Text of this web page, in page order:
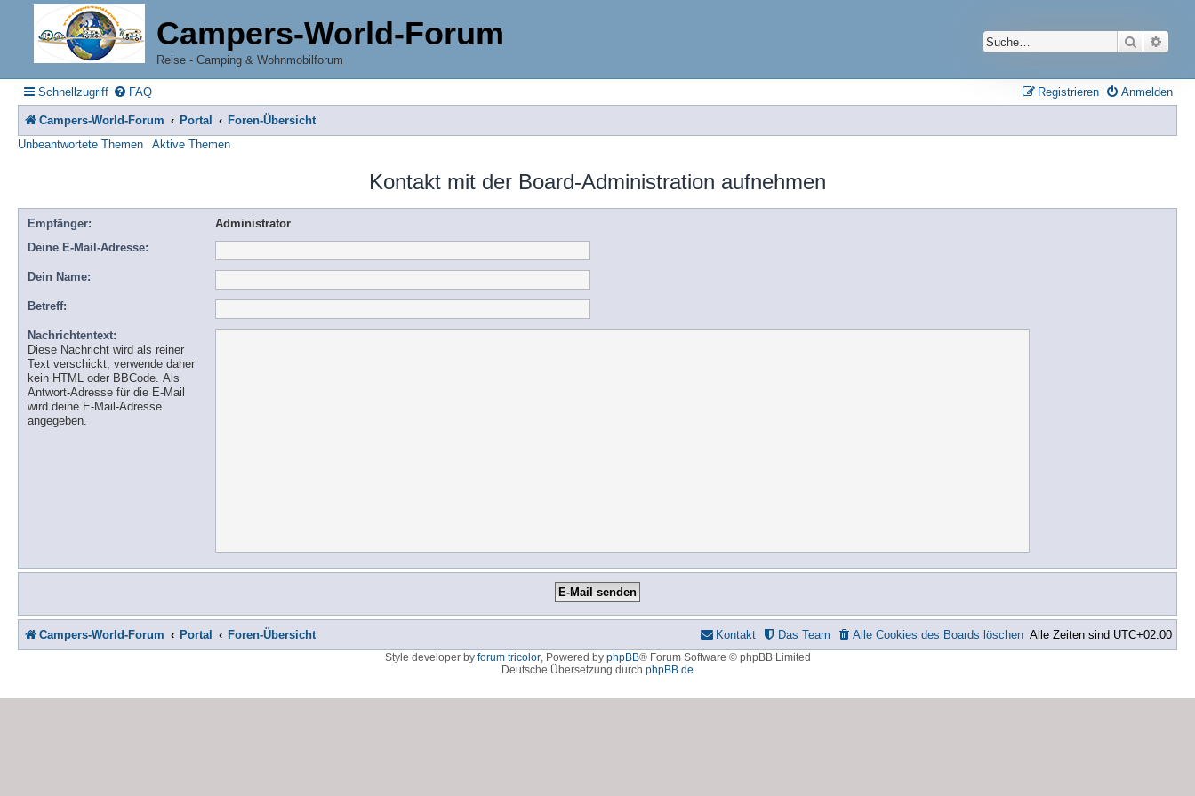
Campers-World-Forum
Reise - Camping & Wohnmobilforum
Suche
Schnellzugriff FAQ Anmelden
Registrieren
Campers-World-Forum Portal
Foren-Übersicht
Unbeantwortete Themen
Aktive Themen
Kontakt mit der Board-Administration aufnehmen
Empfänger:
Administrator
Deine E-Mail-Adresse:
Dein Name:
Betreff:
Nachrichtentext:
Diese Nachricht wird als reiner
Text verschickt, verwende daher
kein HTML oder BBCode. Als
Antwort-Adresse für die E-Mail
wird deine E-Mail-Adresse
angegeben.
Campers-World-Forum Portal Foren-Übersicht Alle Zeiten sind UTC+02:00
Alle Cookies des Boards löschen
Das Team
Kontakt
Style developer by forum tricolor, Powered by phpBB® Forum Software © phpBB Limited
Deutsche Übersetzung durch phpBB.de